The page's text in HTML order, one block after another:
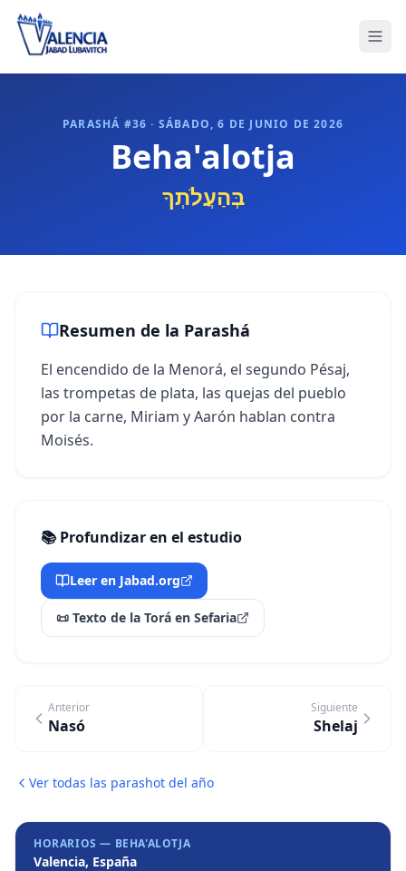
PARASHÁ #36 · SÁBADO, 6 DE JUNIO DE 2026
Beha'alotja
בְּהַעֲלֹתְךָ
Resumen de la Parashá
El encendido de la Menorá, el segundo Pésaj,
las trompetas de plata, las quejas del pueblo
por la carne, Miriam y Aarón hablan contra
Moisés.
📚 Profundizar en el estudio
Leer en Jabad.org
📜 Texto de la Torá en Sefaria
Anterior
Nasó
Siguiente
Shelaj
Ver todas las parashot del año
HORARIOS — BEHA'ALOTJA
Valencia, España